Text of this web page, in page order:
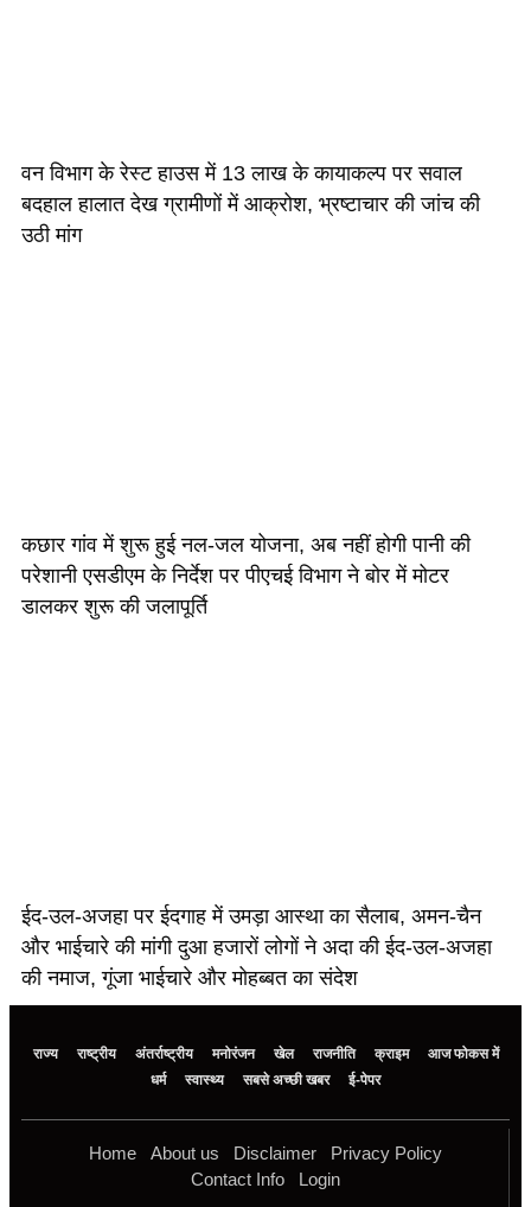
वन विभाग के रेस्ट हाउस में 13 लाख के कायाकल्प पर सवाल
बदहाल हालात देख ग्रामीणों में आक्रोश, भ्रष्टाचार की जांच की
उठी मांग
कछार गांव में शुरू हुई नल-जल योजना, अब नहीं होगी पानी की
परेशानी एसडीएम के निर्देश पर पीएचई विभाग ने बोर में मोटर
डालकर शुरू की जलापूर्ति
ईद-उल-अजहा पर ईदगाह में उमड़ा आस्था का सैलाब, अमन-चैन
और भाईचारे की मांगी दुआ हजारों लोगों ने अदा की ईद-उल-अजहा
की नमाज, गूंजा भाईचारे और मोहब्बत का संदेश
राज्य राष्ट्रीय अंतर्राष्ट्रीय मनोरंजन खेल राजनीति क्राइम
आज फोकस में
धर्म
स्वास्थ्य सबसे अच्छी खबर ई-पेपर
Home About us Disclaimer
Privacy Policy
Contact Info
Login